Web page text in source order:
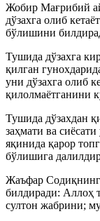
Жобир Мағрибий
дўзахга олиб
бўлишини
Тушида дўзахга
қилган
уни дўзахга олиб
қилолмаётганини
Тушида дўзахдан
заҳмати ва
яқинида қарор
бўлишига
Жаъфар
билдиради: Аллоҳ
султон жабрини;